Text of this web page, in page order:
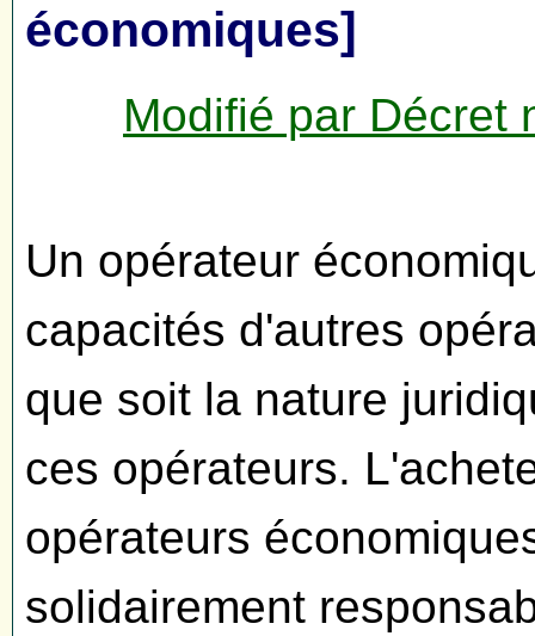
économiques]
Modifié par Décret
Un opérateur
capacités d'autres
que soit la nature
ces opérateurs.
opérateurs
solidairement